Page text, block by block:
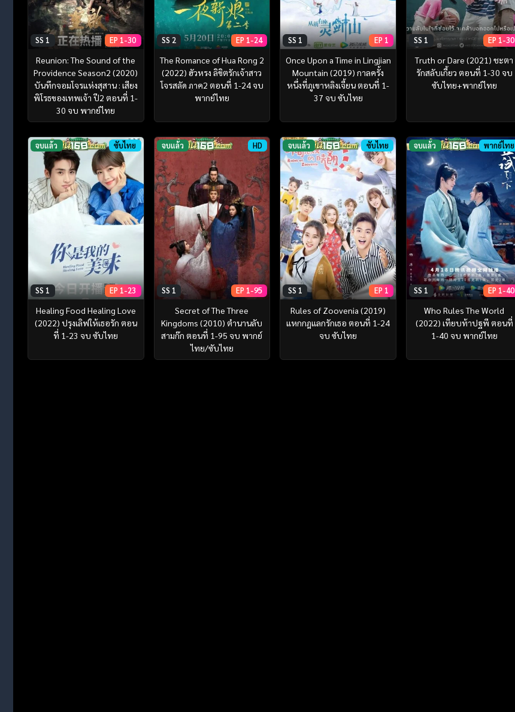
SS 1 EP 1-30
Reunion: The Sound of the
Providence Season2 (2020)
บันทึกจอมโจรแห่งสุสาน : เสียง
พิโรธของเทพเจ้า ปี2 ตอนที่ 1-
30 จบ พากย์ไทย
SS 2 EP 1-24
The Romance of Hua Rong 2
(2022) ฮัวหรง ลิขิตรักเจ้าสาว
โจรสลัด ภาค2 ตอนที่ 1-24 จบ
พากย์ไทย
SS 1 EP 1
Once Upon a Time in Lingjian
Mountain (2019) กาลครั้ง
หนึ่งที่ภูเขาหลิงเจี้ยน ตอนที่ 1-
37 จบ ซับไทย
SS 1 EP 1-30
Truth or Dare (2021) ชะตา
รักสลับเกี้ยว ตอนที่ 1-30 จบ
ซับไทย+พากย์ไทย
จบแล้ว ซับไทย
SS 1 EP 1-23
Healing Food Healing Love
(2022) ปรุงเลิฟให้เธอรัก ตอน
ที่ 1-23 จบ ซับไทย
จบแล้ว HD
SS 1 EP 1-95
Secret of The Three
Kingdoms (2010) ตำนานลับ
สามก๊ก ตอนที่ 1-95 จบ พากย์
ไทย/ซับไทย
จบแล้ว ซับไทย
SS 1 EP 1
Rules of Zoovenia (2019)
แหกกฎแลกรักเธอ ตอนที่ 1-24
จบ ซับไทย
จบแล้ว พากย์ไทย
SS 1 EP 1-40
Who Rules The World
(2022) เทียบท้าปฐพี ตอนที่
1-40 จบ พากย์ไทย